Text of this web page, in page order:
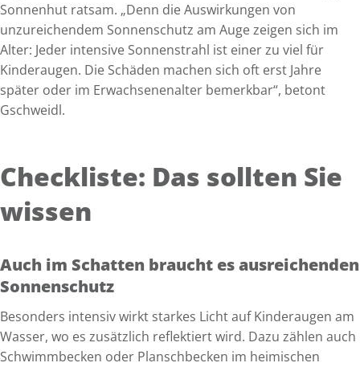
Sonnenhut ratsam. „Denn die Auswirkungen von
unzureichendem Sonnenschutz am Auge zeigen sich im
Alter: Jeder intensive Sonnenstrahl ist einer zu viel für
Kinderaugen. Die Schäden machen sich oft erst Jahre
später oder im Erwachsenenalter bemerkbar“, betont
Gschweidl.
Checkliste: Das sollten Sie
wissen
Auch im Schatten braucht es ausreichenden
Sonnenschutz
Besonders intensiv wirkt starkes Licht auf Kinderaugen am
Wasser, wo es zusätzlich reflektiert wird. Dazu zählen auch
Schwimmbecken oder Planschbecken im heimischen